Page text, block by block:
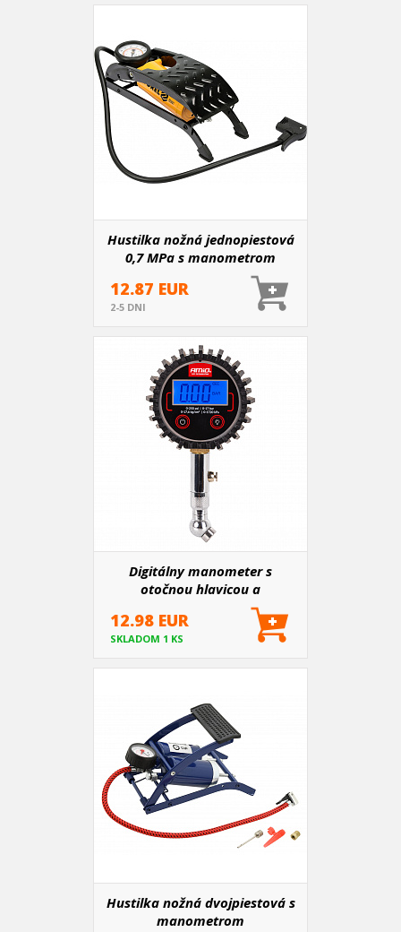
Hustilka nožná jednopiestová
0,7 MPa s manometrom
12.87 EUR
2-5 DNI
Digitálny manometer s
otočnou hlavicou a
resetovacím ventilom 17 bar
AMIO-04464
12.98 EUR
SKLADOM 1 KS
Hustilka nožná dvojpiestová s
manometrom